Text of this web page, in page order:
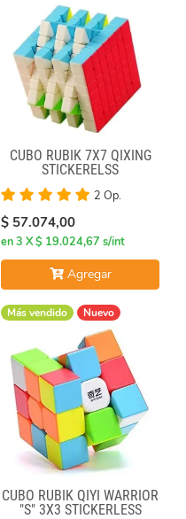
CUBO RUBIK 7X7 QIXING
STICKERELSS
2 Op.
$ 57.074,00
en 3 X $ 19.024,67 s/int
Agregar
Más vendido Nuevo
CUBO RUBIK QIYI WARRIOR
"S" 3X3 STICKERLESS